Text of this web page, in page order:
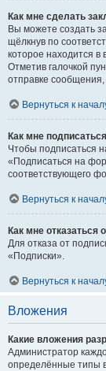
Как мне сделать
Вы можете создать
щёлкнув по
которое находится
Отметив галочкой
отправке
Вернуться к
Как мне
Чтобы подписаться
«Подписаться на
соответствующего
Вернуться к
Как мне отказаться
Для отказа от
«Подписки».
Вернуться к
Вложения
Какие вложения
Администратор
определённые типы